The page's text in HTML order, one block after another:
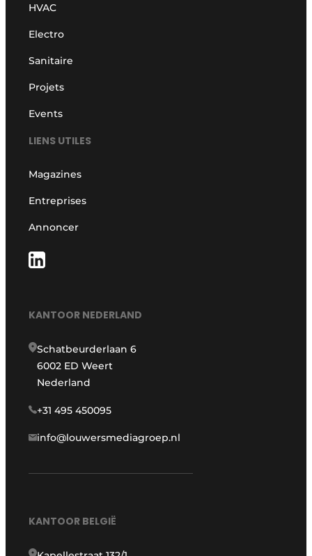
HVAC
Electro
Sanitaire
Projets
Events
LIENS UTILES
Magazines
Entreprises
Annoncer
KANTOOR NEDERLAND
Schatbeurderlaan 6
6002 ED Weert
Nederland
+31 495 450095
info@louwersmediagroep.nl
KANTOOR BELGIË